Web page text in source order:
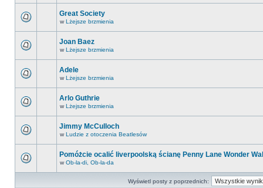
Great Society
w Lżejsze brzmienia
Joan Baez
w Lżejsze brzmienia
Adele
w Lżejsze brzmienia
Arlo Guthrie
w Lżejsze brzmienia
Jimmy McCulloch
w Ludzie z otoczenia Beatlesów
Pomóżcie ocalić liverpoolską ścianę Penny Lane Wonder
w Ob-la-di, Ob-la-da
Wyświetl posty z poprzednich: